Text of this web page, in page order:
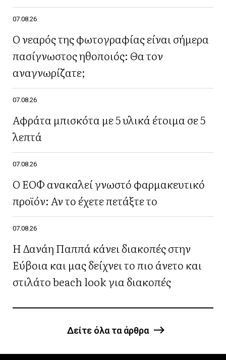
07.08.26
Ο νεαρός της φωτογραφίας είναι σήμερα
πασίγνωστος ηθοποιός: Θα τον
αναγνωρίζατε;
07.08.26
Αφράτα μπισκότα με 5 υλικά έτοιμα σε 5
λεπτά
07.08.26
Ο ΕΟΦ ανακαλεί γνωστό φαρμακευτικό
προϊόν: Αν το έχετε πετάξτε το
07.08.26
Η Δανάη Παππά κάνει διακοπές στην
Εύβοια και μας δείχνει το πιο άνετο και
στιλάτο beach look για διακοπές
Δείτε όλα τα άρθρα